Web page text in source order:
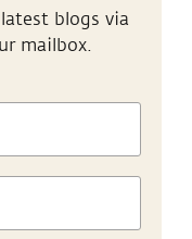
blogs via
mailbox.